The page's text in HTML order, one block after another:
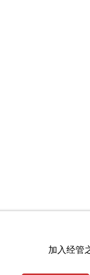
加入经管